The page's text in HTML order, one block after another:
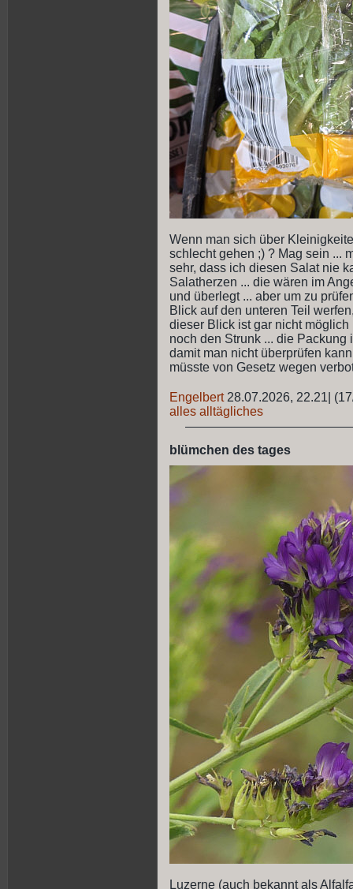
Wenn man sich über
schlecht gehen ;) ? Mag sein ...
sehr, dass ich diesen Salat nie
Salatherzen ... die wären im
und überlegt ... aber um zu
Blick auf den unteren Teil
dieser Blick ist gar nicht
noch den Strunk ... die
damit man nicht überprüfen
müsste von Gesetz wegen
Engelbert 28.07.2026, 22.21
alles alltägliches
blümchen des tages
Luzerne (auch bekannt als